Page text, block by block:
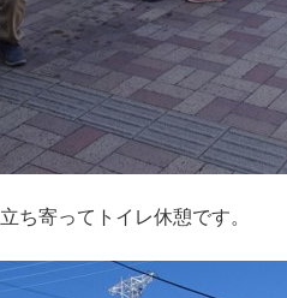
ち寄ってトイレ休憩です。